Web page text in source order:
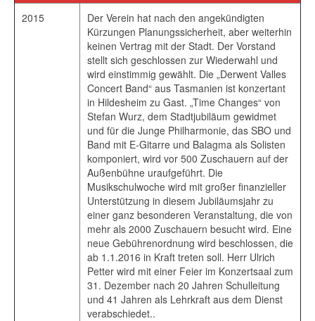
2015
Der Verein hat nach den angekündigten
Kürzungen Planungssicherheit, aber weiterhin
keinen Vertrag mit der Stadt. Der Vorstand
stellt sich geschlossen zur Wiederwahl und
wird einstimmig gewählt. Die „Derwent Valles
Concert Band“ aus Tasmanien ist konzertant
in Hildesheim zu Gast. „Time Changes“ von
Stefan Wurz, dem Stadtjubiläum gewidmet
und für die Junge Philharmonie, das SBO und
Band mit E-Gitarre und Balagma als Solisten
komponiert, wird vor 500 Zuschauern auf der
Außenbühne uraufgeführt. Die
Musikschulwoche wird mit großer finanzieller
Unterstützung in diesem Jubiläumsjahr zu
einer ganz besonderen Veranstaltung, die von
mehr als 2000 Zuschauern besucht wird. Eine
neue Gebührenordnung wird beschlossen, die
ab 1.1.2016 in Kraft treten soll. Herr Ulrich
Petter wird mit einer Feier im Konzertsaal zum
31. Dezember nach 20 Jahren Schulleitung
und 41 Jahren als Lehrkraft aus dem Dienst
verabschiedet..